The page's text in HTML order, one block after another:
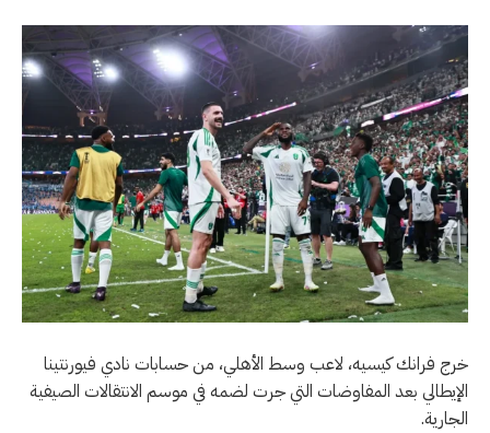
خرج فرانك كيسيه، لاعب وسط الأهلي، من حسابات نادي فيورنتينا
الإيطالي بعد المفاوضات التي جرت لضمه في موسم الانتقالات الصيفية
الجارية.